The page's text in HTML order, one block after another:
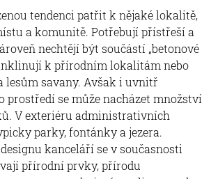
tendenci patřit k nějaké lokalitě,
a komunitě. Potřebují přístřeší a
nechtějí být součástí „betonové
k přírodním lokalitám nebo
lesům savany. Avšak i uvnitř
prostředí se může nacházet množství
V exteriéru administrativních
parky, fontánky a jezera.
kanceláří se v současnosti
přírodní prvky, přírodu